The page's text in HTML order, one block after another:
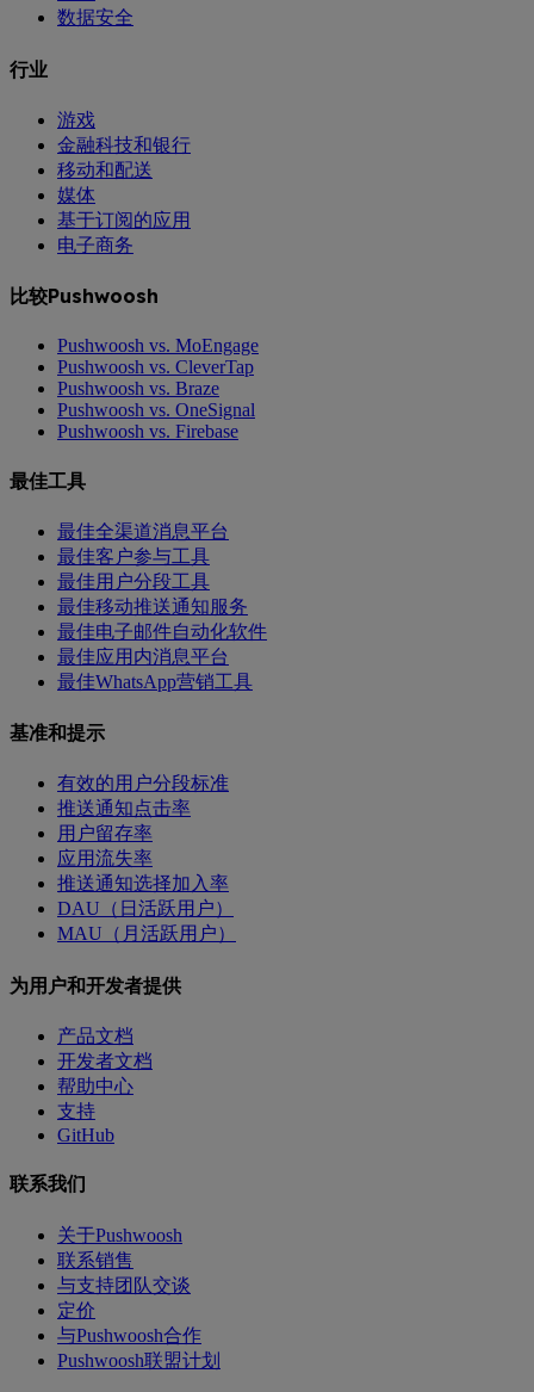
数据安全
行业
游戏
金融科技和银行
移动和配送
媒体
基于订阅的应用
电子商务
比较Pushwoosh
Pushwoosh vs. MoEngage
Pushwoosh vs. CleverTap
Pushwoosh vs. Braze
Pushwoosh vs. OneSignal
Pushwoosh vs. Firebase
最佳工具
最佳全渠道消息平台
最佳客户参与工具
最佳用户分段工具
最佳移动推送通知服务
最佳电子邮件自动化软件
最佳应用内消息平台
最佳WhatsApp营销工具
基准和提示
有效的用户分段标准
推送通知点击率
用户留存率
应用流失率
推送通知选择加入率
DAU（日活跃用户）
MAU（月活跃用户）
为用户和开发者提供
产品文档
开发者文档
帮助中心
支持
GitHub
联系我们
关于Pushwoosh
联系销售
与支持团队交谈
定价
与Pushwoosh合作
Pushwoosh联盟计划